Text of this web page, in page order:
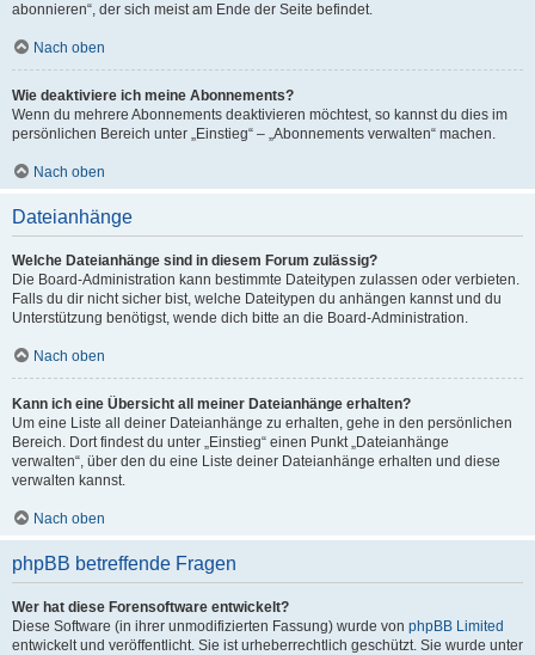
abonnieren“, der sich meist am Ende der Seite befindet.
Nach oben
Wie deaktiviere ich meine Abonnements?
Wenn du mehrere Abonnements deaktivieren möchtest, so kannst du dies im
persönlichen Bereich unter „Einstieg“ – „Abonnements verwalten“ machen.
Nach oben
Dateianhänge
Welche Dateianhänge sind in diesem Forum zulässig?
Die Board-Administration kann bestimmte Dateitypen zulassen oder verbieten.
Falls du dir nicht sicher bist, welche Dateitypen du anhängen kannst und du
Unterstützung benötigst, wende dich bitte an die Board-Administration.
Nach oben
Kann ich eine Übersicht all meiner Dateianhänge erhalten?
Um eine Liste all deiner Dateianhänge zu erhalten, gehe in den persönlichen
Bereich. Dort findest du unter „Einstieg“ einen Punkt „Dateianhänge
verwalten“, über den du eine Liste deiner Dateianhänge erhalten und diese
verwalten kannst.
Nach oben
phpBB betreffende Fragen
Wer hat diese Forensoftware entwickelt?
Diese Software (in ihrer unmodifizierten Fassung) wurde von phpBB Limited
entwickelt und veröffentlicht. Sie ist urheberrechtlich geschützt. Sie wurde unter